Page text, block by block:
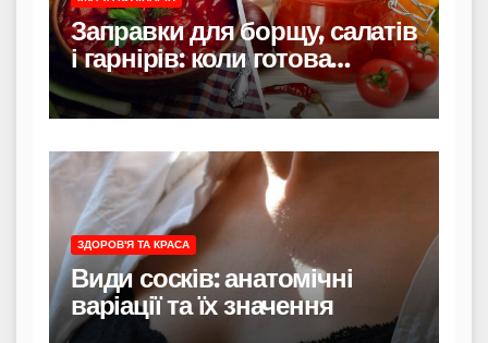
Заправки для борщу, салатів
і гарнірів: коли готова
заправка економить час і не
псує смак
ЗДОРОВ'Я ТА КРАСА
Види сосків: анатомічні
варіації та їх значення